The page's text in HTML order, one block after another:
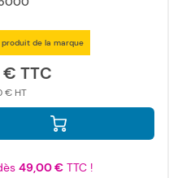
de la marque
€
€
49,00 €TTC !